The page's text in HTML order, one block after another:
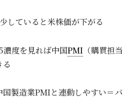
ていると米株価が下がる
度を見れば中国PMI （購買担当
る
製造業PMIと連動しやすい＝バ